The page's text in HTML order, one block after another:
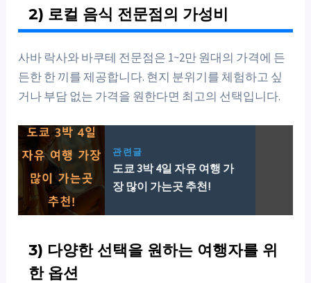
2) 로컬 음식 전문점의 가성비
사바 락사와 바쿠테 전문점은 1~2만 원대의 가격에 든
든한 한 끼를 제공합니다. 현지 분위기를 체험하고 싶
거나 부담 없는 가격을 원한다면 최고의 선택입니다.
관련글
도쿄 3박 4일 자유 여행 가
장 많이 가는곳 추천!
3) 다양한 선택을 원하는 여행자를 위
한 옵션